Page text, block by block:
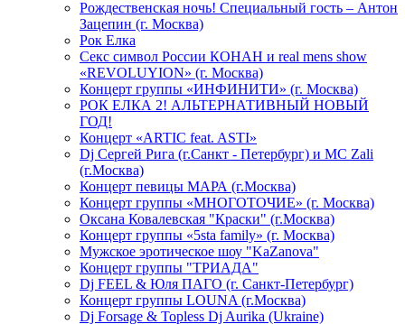
Рождественская ночь! Специальный гость – Антон
Зацепин (г. Москва)
Рок Елка
Секс символ России КОНАН и real mens show
«REVOLUYION» (г. Москва)
Концерт группы «ИНФИНИТИ» (г. Москва)
РОК ЕЛКА 2! АЛЬТЕРНАТИВНЫЙ НОВЫЙ
ГОД!
Концерт «ARTIC feat. ASTI»
Dj Сергей Рига (г.Санкт - Петербург) и MC Zali
(г.Москва)
Концерт певицы МАРА (г.Москва)
Концерт группы «МНОГОТОЧИЕ» (г. Москва)
Оксана Ковалевская "Краски" (г.Москва)
Концерт группы «5sta family» (г. Москва)
Мужское эротическое шоу "KaZanova"
Концерт группы "ТРИАДА"
Dj FEEL & Юля ПАГО (г. Санкт-Петербург)
Концерт группы LOUNA (г.Москва)
Dj Forsage & Topless Dj Aurika (Ukraine)